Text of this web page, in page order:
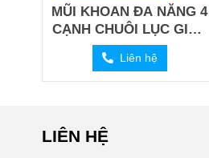
MŨI KHOAN ĐA NĂNG 4
CẠNH CHUÔI LỤC GIÁC
_ MODEL W540
Liên hệ
LIÊN HỆ